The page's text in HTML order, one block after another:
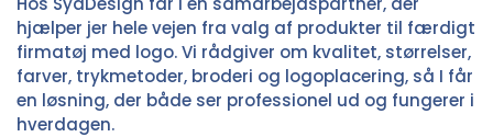
hjælper jer hele vejen fra valg af produkter til færdigt
firmatøj med logo. Vi rådgiver om kvalitet, størrelser,
farver, trykmetoder, broderi og logoplacering, så I får
en løsning, der både ser professionel ud og fungerer i
hverdagen.